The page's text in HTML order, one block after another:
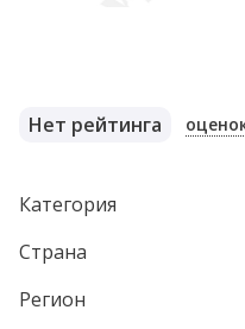
Нет рейтинга
Категория
Страна
Регион